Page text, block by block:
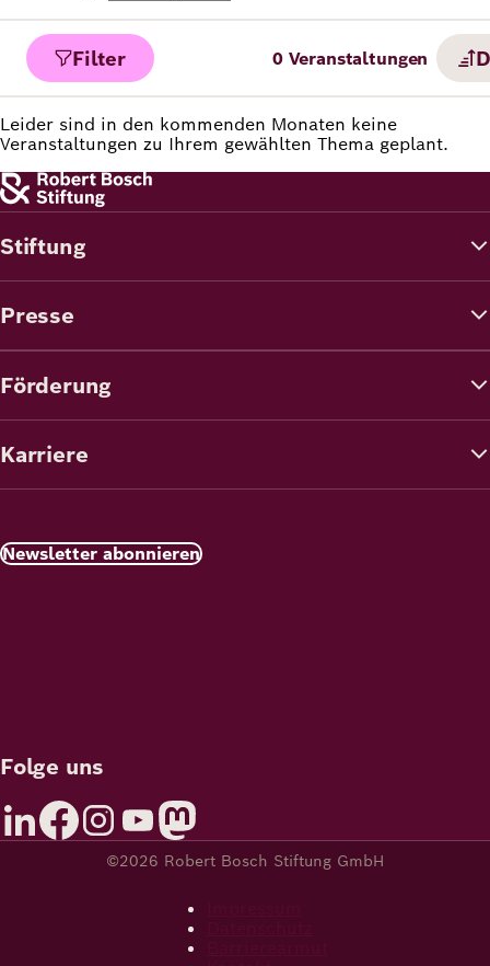
Filter 0 Veranstaltungen
Leider sind in den kommenden Monaten keine
Veranstaltungen zu Ihrem gewählten Thema geplant.
Stiftung
Presse
Förderung
Karriere
Newsletter abonnieren
Folge uns
©2026 Robert Bosch Stiftung GmbH